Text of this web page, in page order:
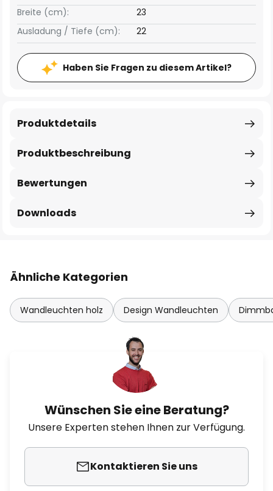
Breite (cm): 23
Ausladung / Tiefe (cm): 22
Haben Sie Fragen zu diesem Artikel?
Produktbeschreibung
Produktdetails
Bewertungen
Downloads
Ähnliche Kategorien
Wandleuchten holz Design Wandleuchten
Wünschen Sie eine Beratung?
Unsere Experten stehen Ihnen zur Verfügung.
Kontaktieren Sie uns